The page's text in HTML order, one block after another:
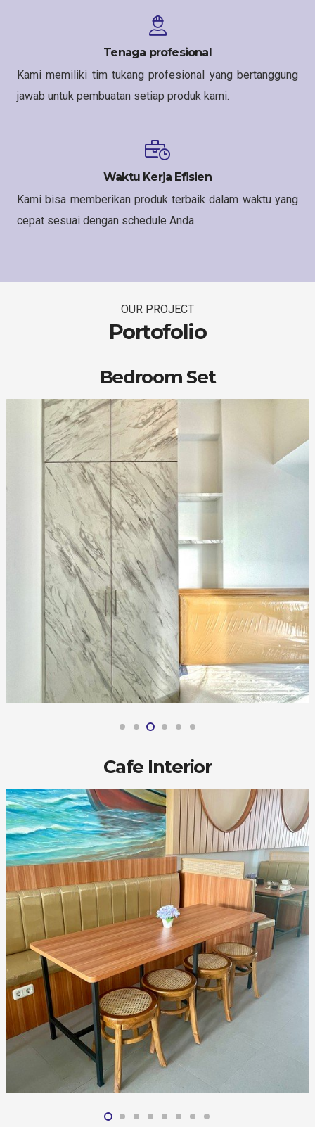
Tenaga profesional
Kami memiliki tim tukang profesional yang bertanggung
jawab untuk pembuatan setiap produk kami.
Waktu Kerja Efisien
Kami bisa memberikan produk terbaik dalam waktu yang
cepat sesuai dengan schedule Anda.
OUR PROJECT
Portofolio
Bedroom Set
Cafe Interior